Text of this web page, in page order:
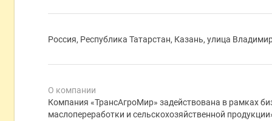
Россия, Республика Татарстан, Казань, улица
О компании
Компания «ТрансАгроМир» задействована в рамках
маслопереработки и сельскохозяйственной